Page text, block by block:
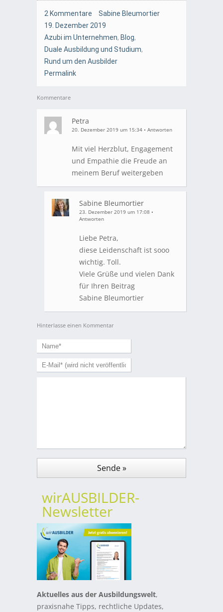
2 Kommentare
Sabine Bleumortier
19. Dezember 2019
Azubi im Unternehmen, Blog,
Duale Ausbildung und Studium,
Rund um den Ausbilder
Permalink
Kommentare
Petra
20. Dezember 2019 um 15:34 • Antworten
Mit viel Herzblut, Engagement
und Empathie die Freude an
meinem Beruf weitergeben
Sabine Bleumortier
23. Dezember 2019 um 17:08 •
Antworten
Liebe Petra,
diese Leidenschaft ist sooo
wichtig. Toll.
Viele Grüße und vielen Dank
für Ihren Beitrag
Sabine Bleumortier
Hinterlasse einen Kommentar
wirAUSBILDER-
Newsletter
Aktuelles aus der Ausbildungswelt,
praxisnahe Tipps, rechtliche Updates,